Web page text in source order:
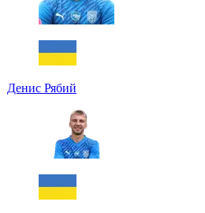
Денис Рябий